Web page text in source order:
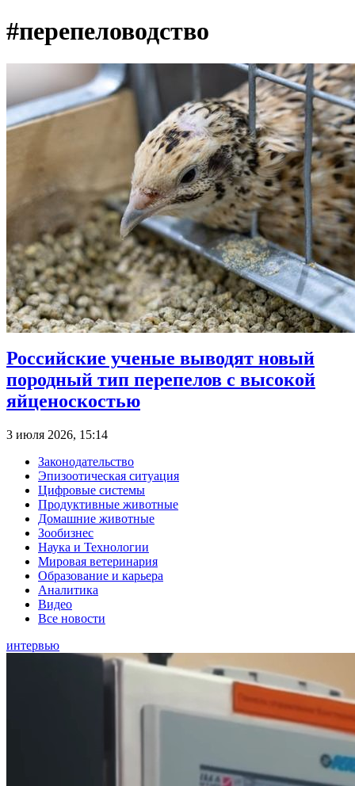
#перепеловодство
Российские ученые выводят новый
породный тип перепелов с высокой
яйценоскостью
3 июля 2026, 15:14
Законодательство
Эпизоотическая ситуация
Цифровые системы
Продуктивные животные
Домашние животные
Зообизнес
Наука и Технологии
Мировая ветеринария
Образование и карьера
Аналитика
Видео
Все новости
интервью